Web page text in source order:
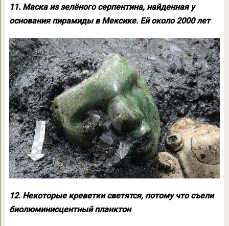
11. Маска из зелёного серпентина, найденная у
основания пирамиды в Мексике. Ей около 2000 лет
12. Некоторые креветки светятся, потому что съели
биолюминисцентный планктон